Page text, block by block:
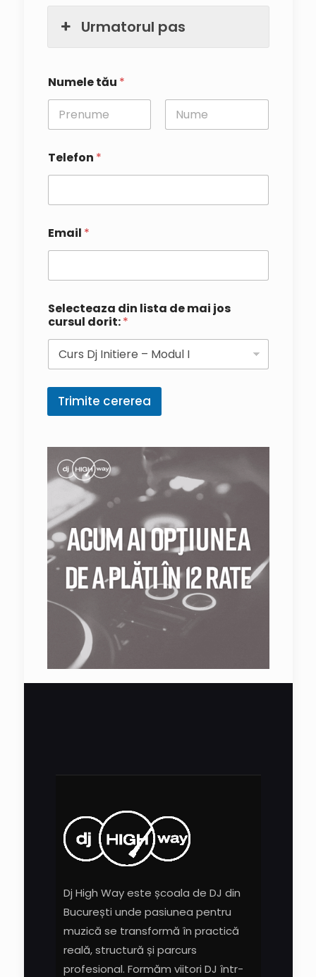
Urmatorul pas
Numele tău *
Telefon *
Email *
Selecteaza din lista de mai jos
cursul dorit:*
Trimite cererea
Dj High Way este școala de DJ din
București unde pasiunea pentru
muzică se transformă în practică
reală, structură și parcurs
profesional. Formăm viitori DJ într-